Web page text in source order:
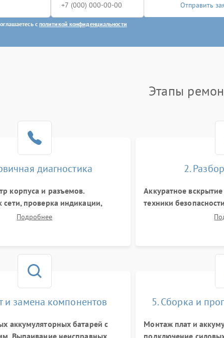
Отправить
с политикой конфиденциальности
Этапы
диагностика
корпуса и разъемов.
проверка индикации,
и кодов ошибок. Измерение
Подробнее
2.
Аккуратное
техники
заряда). Очистка
и замена компонентов
аккумуляторных батарей с
Выпаивание неисправных
5. Сборка и
Монтаж плат и
подключение